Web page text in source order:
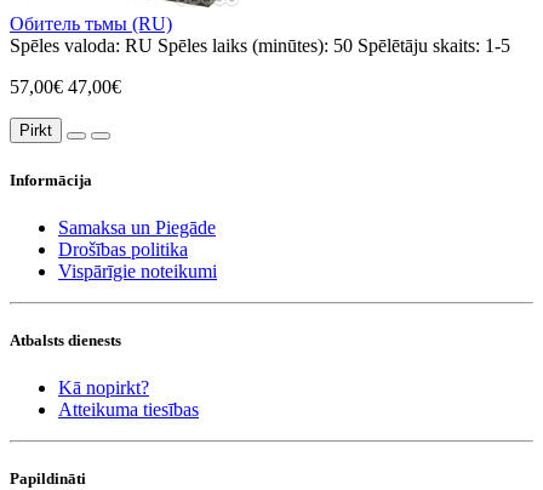
Обитель тьмы (RU)
Spēles valoda: RU Spēles laiks (minūtes): 50 Spēlētāju skaits: 1-5
57,00€ 47,00€
Pirkt
Informācija
Samaksa un Piegāde
Drošības politika
Vispārīgie noteikumi
Atbalsts dienests
Kā nopirkt?
Atteikuma tiesības
Papildināti